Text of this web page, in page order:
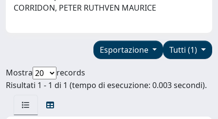
CORRIDON, PETER RUTHVEN MAURICE
Tutti (1)
Esportazione
Mostra
records
Risultati 1 - 1 di 1 (tempo di esecuzione: 0.003 secondi).